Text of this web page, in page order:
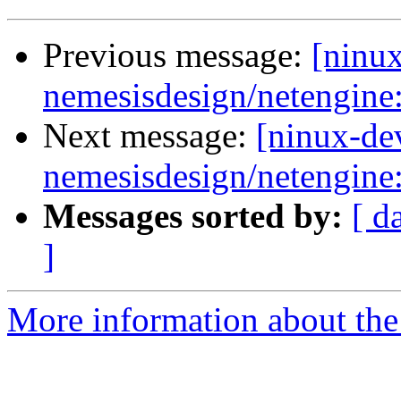
Previous message:
nemesisdesign/
Next message: [ninux-
nemesisdesign/
Messages sorted by: [
]
More information about